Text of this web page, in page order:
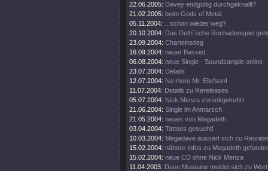
22.06.2005: Davey endgültig durchgeknallt?
21.02.2005: beim Gods of Metal
05.11.2004:
...schon wieder weg?
20.10.2004: Das Deth´sche Rochadenspiel
23.09.2004: Charteinstieg
16.09.2004: neuer Bassist
06.08.2004: neue Single - Soundsample online
23.07.2004: Details
12.07.2004: No more Mr. Ellefson!
11.07.2004: Details zu Rereleases
05.07.2004: Nick Menza zurückgekehrt
21.06.2004: Single im Anmarsch
21.05.2004: neues von Megadeth
03.04.2004: Tattoos gesucht!
10.03.2004: Megadave äussert sich zu Reunion
15.02.2004: nähere Infos zu Megadeth
15.02.2004: neue CD ohne Nick Menza
11.04.2003: Dave Mustaine meldet sich zu Wort